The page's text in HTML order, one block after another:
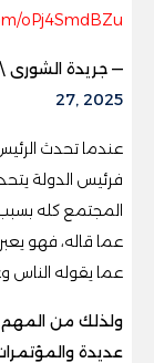
oPj4SmdBZu
— جريدة الشورى \ Elshoura News (@ShouraNews)
27, 2025
عندما تحدث
فرئيس الدولة
المجتمع كله بسبب
عما قاله، فهو
عما يقوله الناس
ولذلك من
عديدة